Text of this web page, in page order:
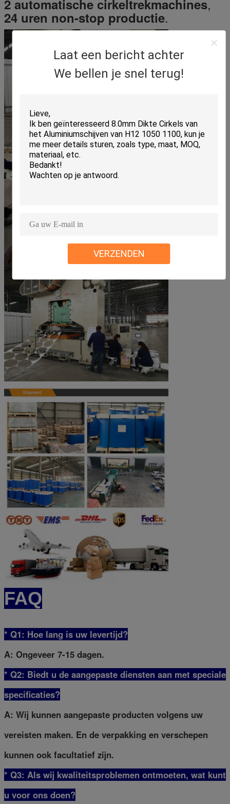
Laat een bericht achter
We bellen je snel terug!
VERZENDEN
2 automatische cirkeltrekmachines,
24 uren non-stop productie.
FAQ
* Q1: Hoe lang is uw levertijd?
A: Ongeveer 7-15 dagen.
* Q2: Biedt u de aangepaste diensten aan met speciale
specificaties?
A: Wij kunnen aangepaste producten volgens uw
vereisten maken. En de verpakking en verschepen
kunnen ook facultatief zijn.
* Q3: Als wij kwaliteitsproblemen ontmoeten, wat kunt
u voor ons doen?